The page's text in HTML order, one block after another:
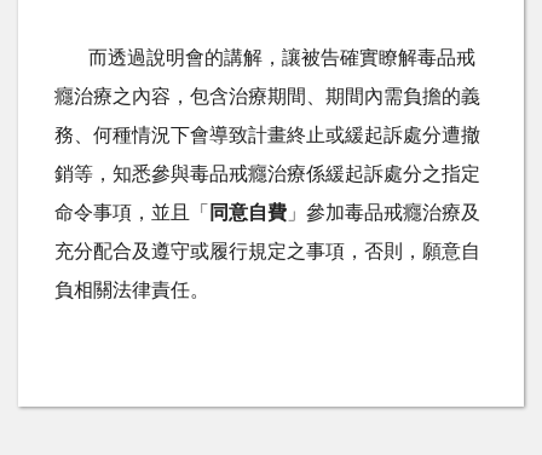
而透過說明會的講解，讓被告確實瞭解毒品戒
癮治療之內容，包含治療期間、期間內需負擔的義
務、何種情況下會導致計畫終止或緩起訴處分遭撤
銷等，知悉參與毒品戒癮治療係緩起訴處分之指定
命令事項，並且「 同意自費 」參加毒品戒癮治療及
充分配合及遵守或履行規定之事項，否則，願意自
負相關法律責任。